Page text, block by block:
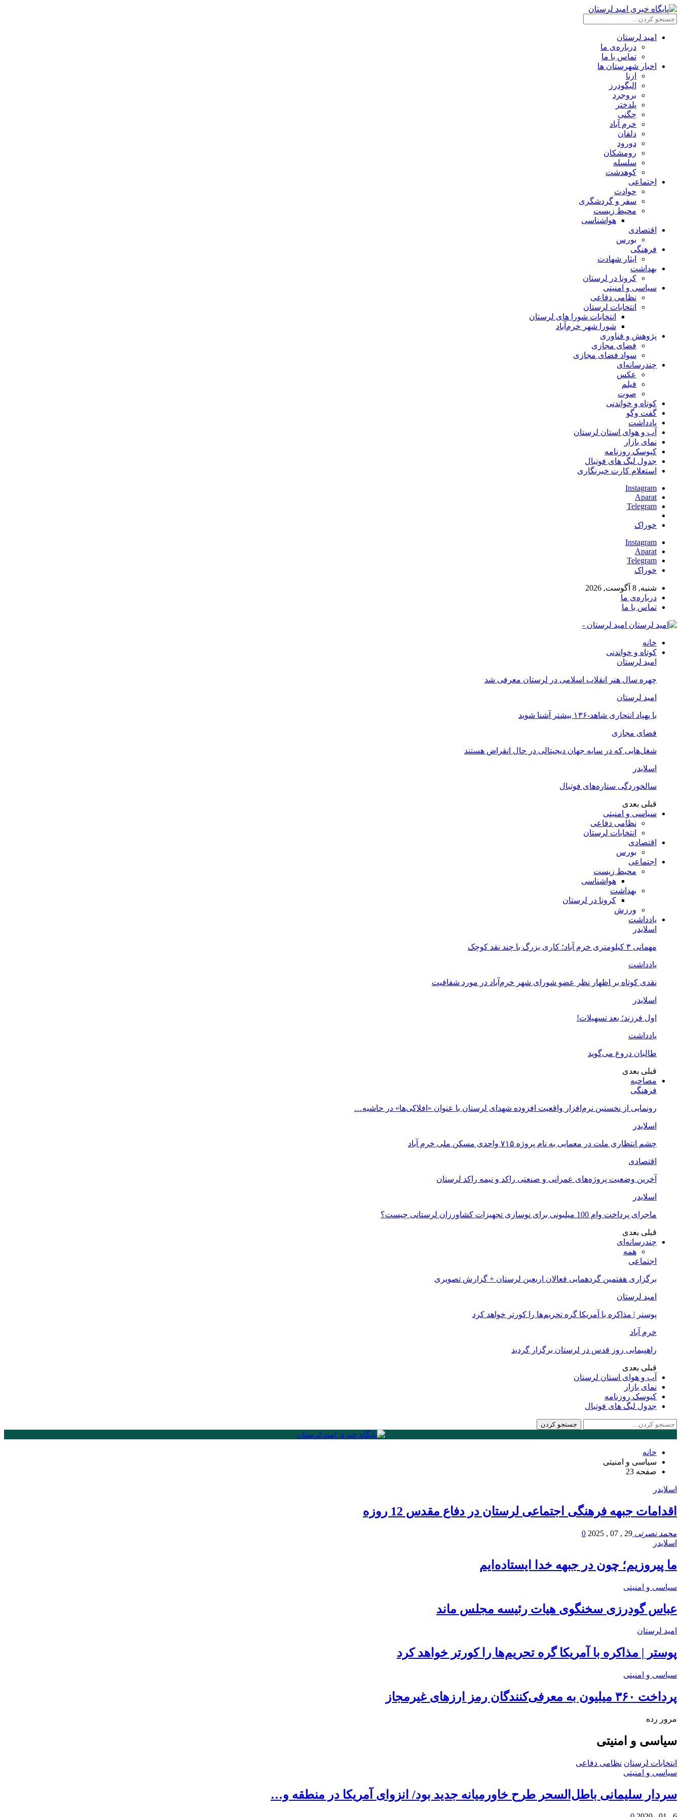
امید لرستان
درباره‌ی ما
تماس با ما
اخبار شهرستان ها
ازنا
الیگودرز
بروجرد
پلدختر
چگنی
خرم آباد
دلفان
دورود
رومشکان
سلسله
کوهدشت
اجتماعی
حوادث
سفر و گردشگری
محیط زیست
هواشناسی
اقتصادی
بورس
فرهنگی
ایثار شهادت
بهداشت
کرونا در لرستان
سیاسی و امنیتی
نظامی دفاعی
انتخابات لرستان
انتخابات شورا های لرستان
شورا شهر خرم‌آباد
پژوهش و فناوری
فضای مجازی
سواد فضای مجازی
چندرسانه‌ای
عكس
فیلم
صوت
کوتاه و خواندنی
گفت وگو
یادداشت
آب و هوای استان لرستان
نمای بازار
کیوسک روزنامه
جدول لیگ های فوتبال
استعلام کارت خبرنگاری
Instagram
Aparat
Telegram
خوراک
Instagram
Aparat
Telegram
خوراک
شنبه, 8 آگوست, 2026
درباره‌ی ما
تماس با ما
امید لرستان -
خانه
کوتاه و خواندنی
امید لرستان
چهره سال هنر انقلاب اسلامی در لرستان معرفی شد
امید لرستان
با پهپاد انتحاری شاهد-۱۳۶ بیشتر آشنا شوید
فضای مجازی
شغل‌‌هایی که در سایه جهان دیجیتالی در حال انقراض هستند
اسلایدر
سالخوردگی ستاره‌های فوتبال
قبلی بعدی
سیاسی و امنیتی
نظامی دفاعی
انتخابات لرستان
اقتصادی
بورس
اجتماعی
محیط زیست
هواشناسی
بهداشت
کرونا در لرستان
ورزش
یادداشت
اسلایدر
مهمانی ۳ کیلومتری خرم آباد؛ کاری بزرگ با چند نقد کوچک
یادداشت
نقدی کوتاه بر اظهار نظر عضو شورای شهر خرم‌آباد در مورد شفافیت
اسلایدر
اول فرزند؛ بعد تسهیلات!
یادداشت
طالبان دروغ می‌گوید
قبلی بعدی
مصاحبه
فرهنگی
رونمایی از نخستین نرم‌افزار واقعیت افزوده شهدای لرستان با عنوان «افلاکی‌ها» در حاشیه…
اسلایدر
چشم انتظاری ملت در معمایی به نام پروژه ۷۱۵ واحدی مسکن ملی خرم آباد
اقتصادی
آخرین وضعیت پروژه‌های عمرانی و صنعتی راکد و نیمه راکد لرستان
اسلایدر
ماجرای پرداخت وام 100 میلیونی برای نوسازی تجهیزات کشاورزان لرستانی چیست؟
قبلی بعدی
چندرسانه‌ای
همه
اجتماعی
برگزاری هفتمین گردهمایی فعالان اربعین لرستان + گزارش تصویری
امید لرستان
پوستر | مذاکره با آمریکا گره تحریم‌ها را کورتر خواهد کرد
خرم آباد
راهپیمایی روز قدس در لرستان برگزار گردید
قبلی بعدی
آب و هوای استان لرستان
نمای بازار
کیوسک روزنامه
جدول لیگ های فوتبال
خانه
سیاسی و امنیتی
صفحه 23
اسلایدر
اقدامات جبهه فرهنگی اجتماعی لرستان در دفاع مقدس 12 روزه
محمد نصرتی 29 , 07 , 2025
0
اسلایدر
ما پیروزیم؛ چون در جبهه خدا ایستاده‌ایم
سیاسی و امنیتی
عباس گودرزی سخنگوی هیات رئیسه مجلس ماند
امید لرستان
پوستر | مذاکره با آمریکا گره تحریم‌ها را کورتر خواهد کرد
سیاسی و امنیتی
پرداخت ۳۶۰ میلیون به معرفی‌کنندگان رمز ارزهای غیرمجاز
مرور رده
سیاسی و امنیتی
انتخابات لرستان نظامی دفاعی
سیاسی و امنیتی
سردار سلیمانی باطل‌السحر طرح خاورمیانه جدید بود/ انزوای آمریکا در منطقه و…